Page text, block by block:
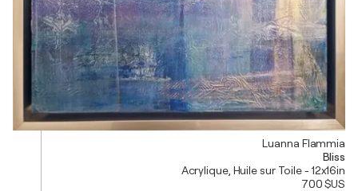
Luanna Flammia
Bliss
Acrylique, Huile sur Toile - 12x16in
700 $US